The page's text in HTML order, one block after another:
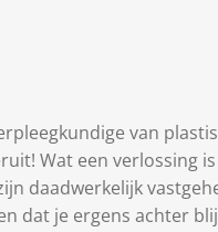
van
Wat een verlossing
daadwerkelijk
dat je ergens achter